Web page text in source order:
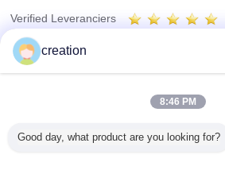
Verified Leveranciers
Trust Seal
Alle producten
creation
8:46 PM
Good day, what product are you looking for?